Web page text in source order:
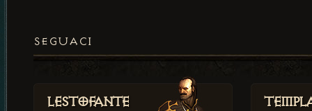
SEGUACI
Lestofante